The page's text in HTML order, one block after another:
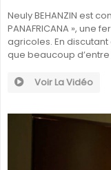
Neuly BEHANZIN est
PANAFRICANA »,
agricoles. En
que beaucoup d’entre
Voir La Vidéo